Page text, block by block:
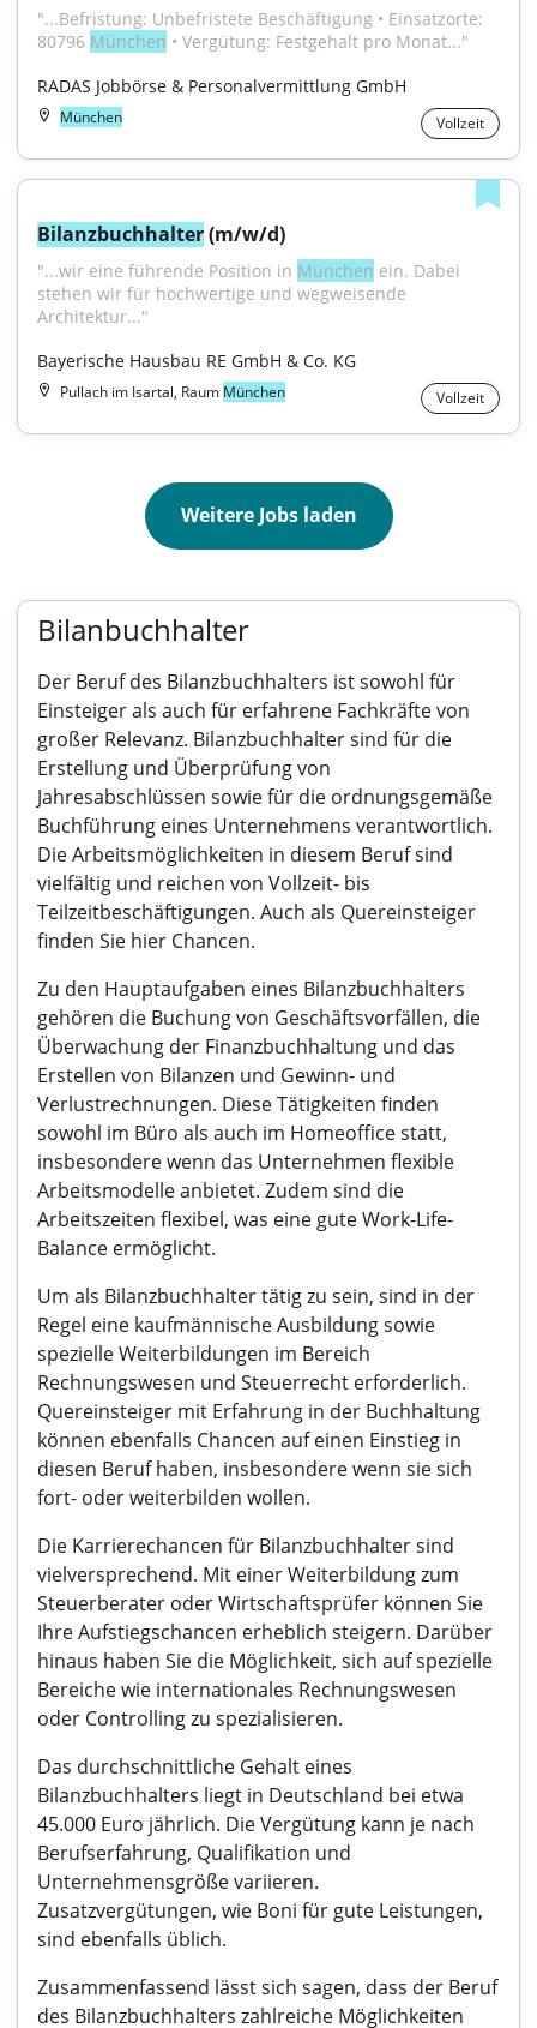
"...Befristung: Unbefristete Beschäftigung • Einsatzorte:
80796 München • Vergütung: Festgehalt pro Monat..."
RADAS Jobbörse & Personalvermittlung GmbH
München Vollzeit
Bilanzbuchhalter (m/w/d)
"...wir eine führende Position in München ein. Dabei
stehen wir für hochwertige und wegweisende
Architektur..."
Bayerische Hausbau RE GmbH & Co. KG
Pullach im Isartal, Raum München Vollzeit
Weitere Jobs laden
Bilanbuchhalter
Der Beruf des Bilanzbuchhalters ist sowohl für
Einsteiger als auch für erfahrene Fachkräfte von
großer Relevanz. Bilanzbuchhalter sind für die
Erstellung und Überprüfung von
Jahresabschlüssen sowie für die ordnungsgemäße
Buchführung eines Unternehmens verantwortlich.
Die Arbeitsmöglichkeiten in diesem Beruf sind
vielfältig und reichen von Vollzeit- bis
Teilzeitbeschäftigungen. Auch als Quereinsteiger
finden Sie hier Chancen.
Zu den Hauptaufgaben eines Bilanzbuchhalters
gehören die Buchung von Geschäftsvorfällen, die
Überwachung der Finanzbuchhaltung und das
Erstellen von Bilanzen und Gewinn- und
Verlustrechnungen. Diese Tätigkeiten finden
sowohl im Büro als auch im Homeoffice statt,
insbesondere wenn das Unternehmen flexible
Arbeitsmodelle anbietet. Zudem sind die
Arbeitszeiten flexibel, was eine gute Work-Life-
Balance ermöglicht.
Um als Bilanzbuchhalter tätig zu sein, sind in der
Regel eine kaufmännische Ausbildung sowie
spezielle Weiterbildungen im Bereich
Rechnungswesen und Steuerrecht erforderlich.
Quereinsteiger mit Erfahrung in der Buchhaltung
können ebenfalls Chancen auf einen Einstieg in
diesen Beruf haben, insbesondere wenn sie sich
fort- oder weiterbilden wollen.
Die Karrierechancen für Bilanzbuchhalter sind
vielversprechend. Mit einer Weiterbildung zum
Steuerberater oder Wirtschaftsprüfer können Sie
Ihre Aufstiegschancen erheblich steigern. Darüber
hinaus haben Sie die Möglichkeit, sich auf spezielle
Bereiche wie internationales Rechnungswesen
oder Controlling zu spezialisieren.
Das durchschnittliche Gehalt eines
Bilanzbuchhalters liegt in Deutschland bei etwa
45.000 Euro jährlich. Die Vergütung kann je nach
Berufserfahrung, Qualifikation und
Unternehmensgröße variieren.
Zusatzvergütungen, wie Boni für gute Leistungen,
sind ebenfalls üblich.
Zusammenfassend lässt sich sagen, dass der Beruf
des Bilanzbuchhalters zahlreiche Möglichkeiten